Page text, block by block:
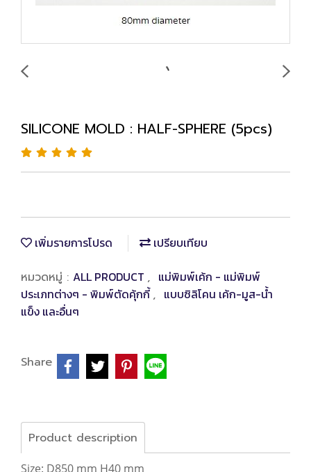
SILICONE MOLD : HALF-SPHERE (5pcs)
เพิ่มรายการโปรด เปรียบเทียบ
หมวดหมู่ : ALL PRODUCT , แม่พิมพ์เค้ก - แม่พิมพ์
ประเภทต่างๆ - พิมพ์ตัดคุ้กกี้, แบบซิลิโคน เค้ก-มูส-น้ำ
แข็ง และอื่นๆ
Share
Product description
Size: D850 mm H40 mm